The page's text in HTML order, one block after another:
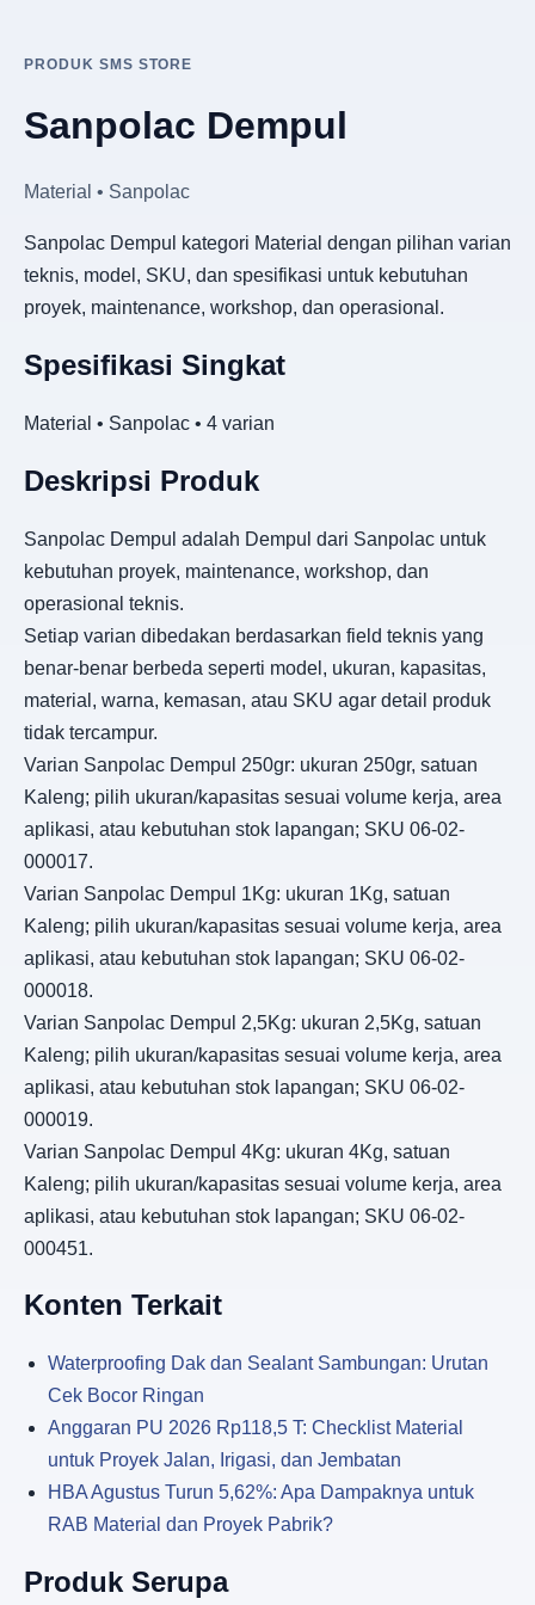
PRODUK SMS STORE
Sanpolac Dempul
Material • Sanpolac
Sanpolac Dempul kategori Material dengan pilihan varian
teknis, model, SKU, dan spesifikasi untuk kebutuhan
proyek, maintenance, workshop, dan operasional.
Spesifikasi Singkat
Material • Sanpolac • 4 varian
Deskripsi Produk
Sanpolac Dempul adalah Dempul dari Sanpolac untuk
kebutuhan proyek, maintenance, workshop, dan
operasional teknis.
Setiap varian dibedakan berdasarkan field teknis yang
benar-benar berbeda seperti model, ukuran, kapasitas,
material, warna, kemasan, atau SKU agar detail produk
tidak tercampur.
Varian Sanpolac Dempul 250gr: ukuran 250gr, satuan
Kaleng; pilih ukuran/kapasitas sesuai volume kerja, area
aplikasi, atau kebutuhan stok lapangan; SKU 06-02-
000017.
Varian Sanpolac Dempul 1Kg: ukuran 1Kg, satuan
Kaleng; pilih ukuran/kapasitas sesuai volume kerja, area
aplikasi, atau kebutuhan stok lapangan; SKU 06-02-
000018.
Varian Sanpolac Dempul 2,5Kg: ukuran 2,5Kg, satuan
Kaleng; pilih ukuran/kapasitas sesuai volume kerja, area
aplikasi, atau kebutuhan stok lapangan; SKU 06-02-
000019.
Varian Sanpolac Dempul 4Kg: ukuran 4Kg, satuan
Kaleng; pilih ukuran/kapasitas sesuai volume kerja, area
aplikasi, atau kebutuhan stok lapangan; SKU 06-02-
000451.
Konten Terkait
Waterproofing Dak dan Sealant Sambungan: Urutan
Cek Bocor Ringan
Anggaran PU 2026 Rp118,5 T: Checklist Material
untuk Proyek Jalan, Irigasi, dan Jembatan
HBA Agustus Turun 5,62%: Apa Dampaknya untuk
RAB Material dan Proyek Pabrik?
Produk Serupa